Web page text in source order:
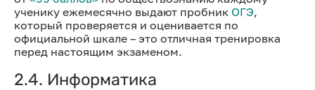
ученику ежемесячно выдают пробник ОГЭ,
который проверяется и оценивается по
официальной шкале – это отличная тренировка
перед настоящим экзаменом.
2.4. Информатика